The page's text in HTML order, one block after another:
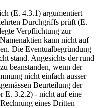
(E. 4.3.1) argumentiert
Durchgriffs prüft (E.
Verpflichtung zur
kann nicht auf
Die Eventualbegründung
stand. Angesichts der rund
beanstanden, wenn der
nicht einfach ausser
Beurteilung der
E. 3.2.2) - nicht auf eine
eines Dritten